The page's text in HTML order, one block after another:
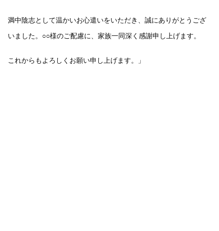
満中陰志として温かいお心遣いをいただき、誠にありがとうござ
いました。○○様のご配慮に、家族一同深く感謝申し上げます。
これからもよろしくお願い申し上げます。」